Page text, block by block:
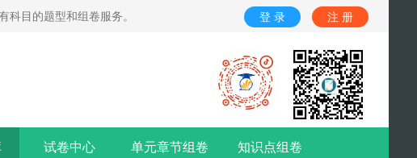
目的题型和组卷服务。 登 录 注 册
试卷中心 单元章节组卷 知识点组卷